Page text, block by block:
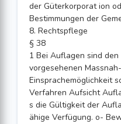
der Güterkorporat ion
Bestimmungen der
8. Rechtspflege
§ 38
1 Bei Auflagen sind
vorgesehenen
Einsprachemöglichkeit
Verfahren Aufsicht
s die Gültigkeit der
ähige Verfügung. o-